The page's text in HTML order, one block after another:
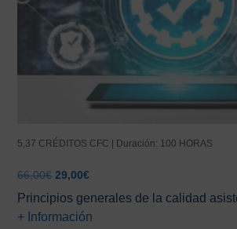
5,37 CRÉDITOS CFC | Duración: 100 HORAS
66,00€ El
precio
original
era:
29,00€El
precio
actual
es:
Principios generales de la calidad
+ Información